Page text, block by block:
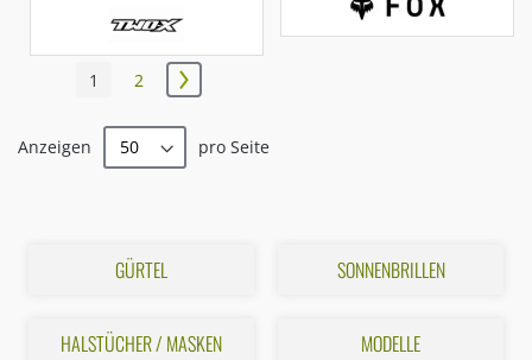
Seite
Sie
gerade
1 Seite
2
Seite
Weiter
Anzeigen pro Seite
GÜRTEL SONNENBRILLEN
HALSTÜCHER / MASKEN MODELLE